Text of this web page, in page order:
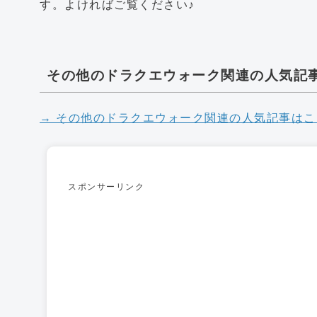
す。よければご覧ください♪
その他のドラクエウォーク関連の人気記
→ その他のドラクエウォーク関連の人気記事は
スポンサーリンク